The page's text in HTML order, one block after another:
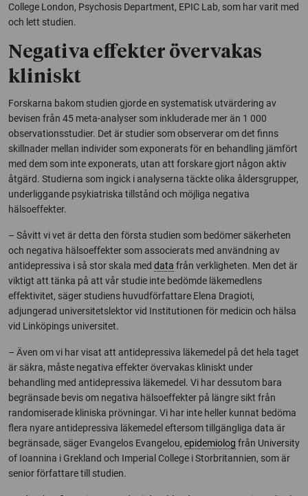
College London, Psychosis Department, EPIC Lab, som har varit med
och lett studien.
Negativa effekter övervakas
kliniskt
Forskarna bakom studien gjorde en systematisk utvärdering av
bevisen från 45 meta-analyser som inkluderade mer än 1 000
observationsstudier. Det är studier som observerar om det finns
skillnader mellan individer som exponerats för en behandling jämfört
med dem som inte exponerats, utan att forskare gjort någon aktiv
åtgärd. Studierna som ingick i analyserna täckte olika åldersgrupper,
underliggande psykiatriska tillstånd och möjliga negativa
hälsoeffekter.
– Såvitt vi vet är detta den första studien som bedömer säkerheten
och negativa hälsoeffekter som associerats med användning av
antidepressiva i så stor skala med data från verkligheten. Men det är
viktigt att tänka på att vår studie inte bedömde läkemedlens
effektivitet, säger studiens huvudförfattare Elena Dragioti,
adjungerad universitetslektor vid Institutionen för medicin och hälsa
vid Linköpings universitet.
– Även om vi har visat att antidepressiva läkemedel på det hela taget
är säkra, måste negativa effekter övervakas kliniskt under
behandling med antidepressiva läkemedel. Vi har dessutom bara
begränsade bevis om negativa hälsoeffekter på längre sikt från
randomiserade kliniska prövningar. Vi har inte heller kunnat bedöma
flera nyare antidepressiva läkemedel eftersom tillgängliga data är
begränsade, säger Evangelos Evangelou, epidemiolog från University
of Ioannina i Grekland och Imperial College i Storbritannien, som är
senior författare till studien.